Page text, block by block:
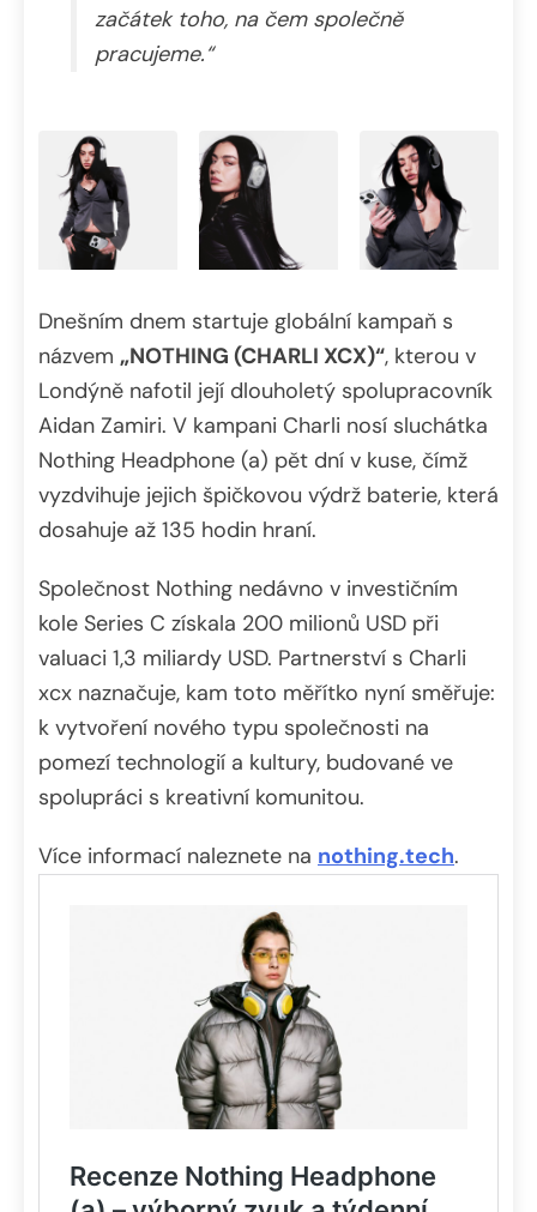
začátek toho, na čem společně
pracujeme.“
Dnešním dnem startuje globální kampaň s
názvem „NOTHING (CHARLI XCX)“, kterou v
Londýně nafotil její dlouholetý spolupracovník
Aidan Zamiri. V kampani Charli nosí sluchátka
Nothing Headphone (a) pět dní v kuse, čímž
vyzdvihuje jejich špičkovou výdrž baterie, která
dosahuje až 135 hodin hraní.
Společnost Nothing nedávno v investičním
kole Series C získala 200 milionů USD při
valuaci 1,3 miliardy USD. Partnerství s Charli
xcx naznačuje, kam toto měřítko nyní směřuje:
k vytvoření nového typu společnosti na
pomezí technologií a kultury, budované ve
spolupráci s kreativní komunitou.
Více informací naleznete na nothing.tech.